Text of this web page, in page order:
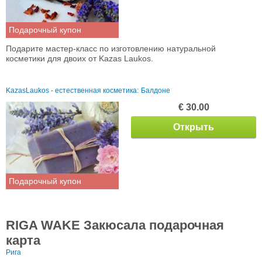
Подарочный купон
Подарите мастер-класс по изготовлению натуральной
косметики для двоих от Kazas Laukos.
KazasLaukos - естественная косметика: Балдоне
Подарочный купон
€ 30.00
Открыть
RIGA WAKE Закюсала подарочная
карта
Рига